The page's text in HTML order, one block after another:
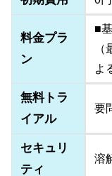
料金プラ
ン
■
よ
無料トラ
イアル
要
セキュリ
ティ
溶